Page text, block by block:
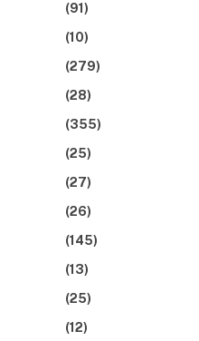
(91)
(10)
(279)
(28)
(355)
(25)
(27)
(26)
(145)
(13)
(25)
(12)